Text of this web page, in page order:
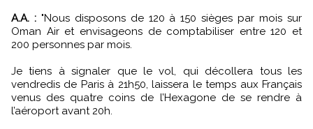
A.A. :"Nous disposons de 120 à 150 sièges par mois sur
Oman Air et envisageons de comptabiliser entre 120 et
200 personnes par mois.
Je tiens à signaler que le vol, qui décollera tous les
vendredis de Paris à 21h50, laissera le temps aux Français
venus des quatre coins de l’Hexagone de se rendre à
l’aéroport avant 20h.